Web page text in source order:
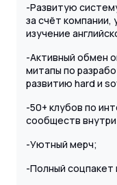
-Развитую
за счёт компании,
изучение
-Активный обмен
митапы по
развитию hard и
-50+ клубов по
сообществ
-Уютный мерч;
-Полный соцпакет